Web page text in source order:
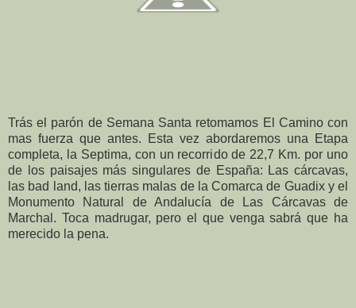
Trás el parón de Semana Santa retomamos El Camino con
mas fuerza que antes. Esta vez abordaremos una Etapa
completa, la Septima, con un recorrido de 22,7 Km. por uno
de los paisajes más singulares de España: Las cárcavas,
las bad land, las tierras malas de la Comarca de Guadix y el
Monumento Natural de Andalucía de Las Cárcavas de
Marchal. Toca madrugar, pero el que venga sabrá que ha
merecido la pena.